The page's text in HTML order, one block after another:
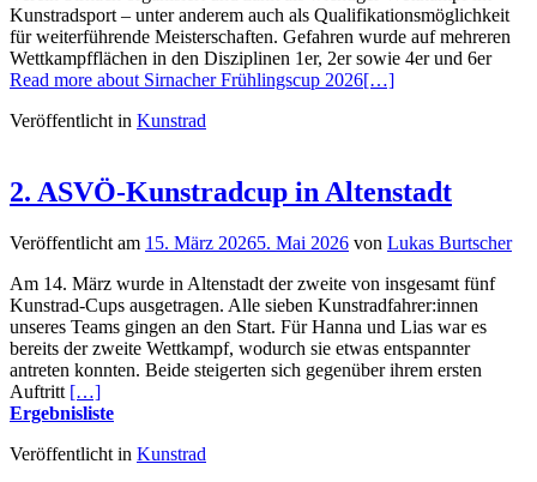
Kunstradsport – unter anderem auch als Qualifikationsmöglichkeit
für weiterführende Meisterschaften. Gefahren wurde auf mehreren
Wettkampfflächen in den Disziplinen 1er, 2er sowie 4er und 6er
Read more about Sirnacher Frühlingscup 2026[…]
Veröffentlicht in Kunstrad
2. ASVÖ-Kunstradcup in Altenstadt
Veröffentlicht am 15. März 20265. Mai 2026 von Lukas Burtscher
Am 14. März wurde in Altenstadt der zweite von insgesamt fünf
Kunstrad-Cups ausgetragen. Alle sieben Kunstradfahrer:innen
unseres Teams gingen an den Start. Für Hanna und Lias war es
bereits der zweite Wettkampf, wodurch sie etwas entspannter
antreten konnten. Beide steigerten sich gegenüber ihrem ersten
Auftritt […]
Ergebnisliste
Veröffentlicht in Kunstrad